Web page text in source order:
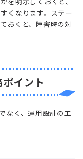
くなります。ステー
おくと、障害時の対
イント
なく、運用設計の工